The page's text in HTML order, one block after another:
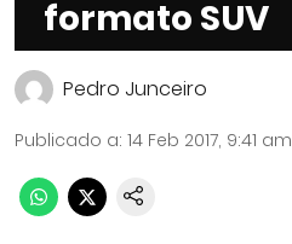
formato SUV
Pedro Junceiro
Publicado a: 14 Feb 2017, 9:41 am